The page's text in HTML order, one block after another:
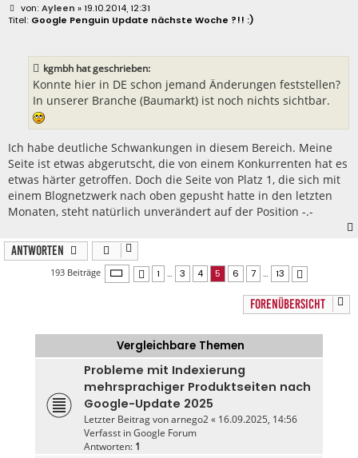
B
e
Ayleen » 19.10.2014, 12:31
Google Penguin Update nächste Woche ?!! :)
kgmbh hat geschrieben:
Konnte hier in DE schon jemand Änderungen feststellen?
In unserer Branche (Baumarkt) ist noch nichts sichtbar.
Ich habe deutliche Schwankungen in diesem Bereich. Meine
Seite ist etwas abgerutscht, die von einem Konkurrenten hat es
etwas härter getroffen. Doch die Seite von Platz 1, die sich mit
einem Blognetzwerk nach oben gepusht hatte in den letzten
Monaten, steht natürlich unverändert auf der Position -.-
Antworten
193 Beiträge Seite von 13
Vorherige
1 … 3 4 5 6 7 … 13
FORENÜBERSICHT
Vergleichbare Themen
Probleme mit Indexierung
mehrsprachiger Produktseiten nach
Google-Update 2025
Letzter Beitrag vonarnego2« 16.09.2025, 14:56
Verfasst inGoogle Forum
Antworten: 1